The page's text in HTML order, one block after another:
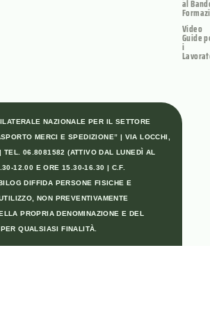
al
Video
Guide
i
NAZIONALE PER IL SETTORE
MERCI E SPEDIZIONE” | VIA LOCCHI,
06.8081582 (ATTIVO DAL LUNEDÌ AL
12.00 E ORE 15.30-16.30 | C.F.
DIFFIDA PERSONE FISICHE E
NON PREVENTIVAMENTE
PROPRIA DENOMINAZIONE E DEL
QUALSIASI FINALITÀ.